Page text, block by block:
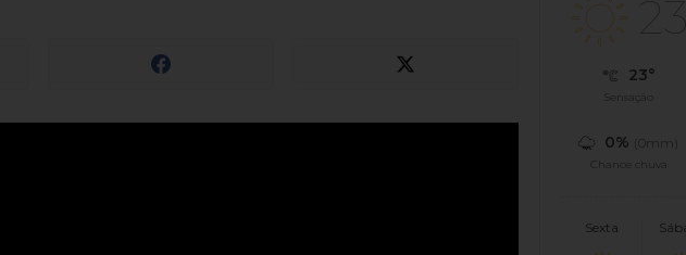
23°
23°
Sensação
0% (0mm)
Chance chuva
Sexta